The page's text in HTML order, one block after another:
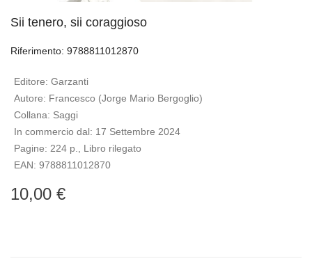
Sii tenero, sii coraggioso
Riferimento: 9788811012870
Editore: Garzanti
Autore: Francesco (Jorge Mario Bergoglio)
Collana: Saggi
In commercio dal: 17 Settembre 2024
Pagine: 224 p., Libro rilegato
EAN: 9788811012870
10,00 €